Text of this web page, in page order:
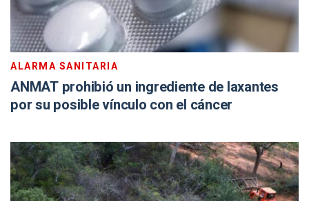
ALARMA SANITARIA
ANMAT prohibió un ingrediente de laxantes
por su posible vínculo con el cáncer